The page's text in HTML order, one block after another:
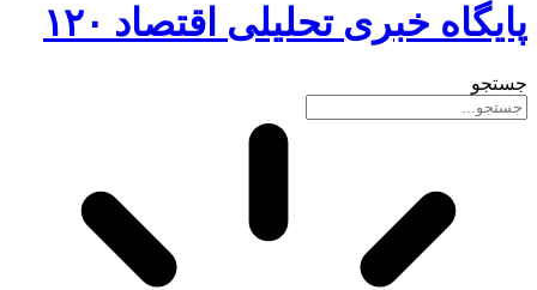
پایگاه خبری تحلیلی اقتصاد ۱۲۰
جستجو